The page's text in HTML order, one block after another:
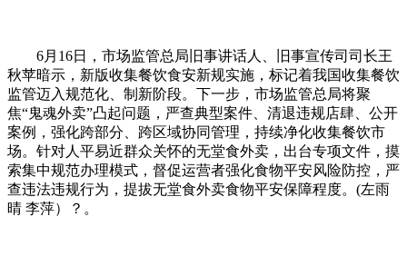
6月16日，市场监管总局旧事讲话人、旧事宣传司司长王
秋苹暗示，新版收集餐饮食安新规实施，标记着我国收集餐饮
监管迈入规范化、制新阶段。下一步，市场监管总局将聚
焦“鬼魂外卖”凸起问题，严查典型案件、清退违规店肆、公开
案例，强化跨部分、跨区域协同管理，持续净化收集餐饮市
场。针对人平易近群众关怀的无堂食外卖，出台专项文件，摸
索集中规范办理模式，督促运营者强化食物平安风险防控，严
查违法违规行为，提拔无堂食外卖食物平安保障程度。(左雨
晴 李萍）？。